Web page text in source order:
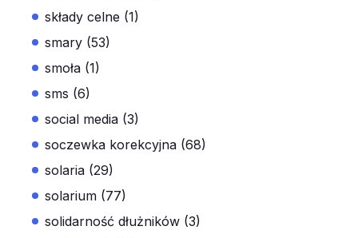
składy celne (1)
smary (53)
smoła (1)
sms (6)
social media (3)
soczewka korekcyjna (68)
solaria (29)
solarium (77)
solidarność dłużników (3)